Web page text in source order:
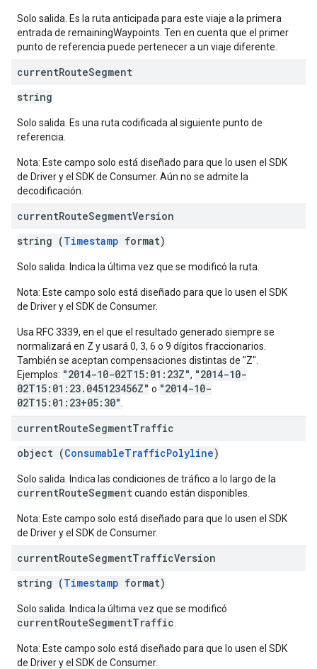
Solo salida. Es la ruta anticipada para este viaje a la primera
entrada de remainingWaypoints. Ten en cuenta que el primer
punto de referencia puede pertenecer a un viaje diferente.
currentRouteSegment
string
Solo salida. Es una ruta codificada al siguiente punto de
referencia.
Nota: Este campo solo está diseñado para que lo usen el SDK
de Driver y el SDK de Consumer. Aún no se admite la
decodificación.
currentRouteSegmentVersion
string (Timestamp format)
Solo salida. Indica la última vez que se modificó la ruta.
Nota: Este campo solo está diseñado para que lo usen el SDK
de Driver y el SDK de Consumer.
Usa RFC 3339, en el que el resultado generado siempre se
normalizará en Z y usará 0, 3, 6 o 9 dígitos fraccionarios.
También se aceptan compensaciones distintas de "Z".
Ejemplos: "2014-10-02T15:01:23Z", "2014-10-
02T15:01:23.045123456Z" o "2014-10-
02T15:01:23+05:30"
currentRouteSegmentTraffic
object (ConsumableTrafficPolyline)
Solo salida. Indica las condiciones de tráfico a lo largo de la
currentRouteSegmentcuando están disponibles.
Nota: Este campo solo está diseñado para que lo usen el SDK
de Driver y el SDK de Consumer.
currentRouteSegmentTrafficVersion
string (Timestamp format)
Solo salida. Indica la última vez que se modificó
currentRouteSegmentTraffic
Nota: Este campo solo está diseñado para que lo usen el SDK
de Driver y el SDK de Consumer.